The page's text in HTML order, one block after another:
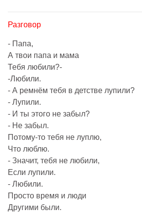
Разговор
- Папа,
А твои папа и мама
Тебя любили?-
-Любили.
- А ремнём тебя в детстве лупили?
- Лупили.
- И ты этого не забыл?
- Не забыл.
Потому-то тебя не луплю,
Что люблю.
- Значит, тебя не любили,
Если лупили.
- Любили.
Просто время и люди
Другими были.